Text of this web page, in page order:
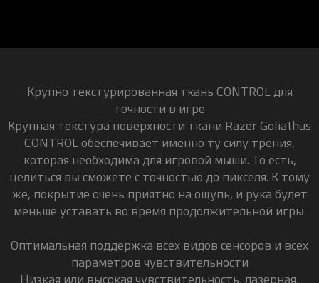
Крупно текстурированная ткань CONTROL для
точности в игре
Крупная текстура поверхности ткани Razer Goliathus
CONTROL обеспечивает именно ту силу трения,
которая необходима для игровой мыши. То есть,
целиться вы сможете с точностью до пикселя. К тому
же, покрытие очень приятно на ощупь, и рука будет
меньше уставать во время продолжительной игры.
Оптимальная поддержка всех видов сенсоров и всех
параметров чувствительности
Низкая или высокая чувствительность, лазерная,